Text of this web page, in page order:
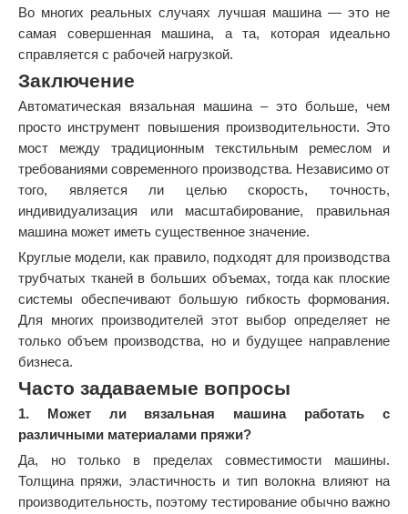
Во многих реальных случаях лучшая машина — это не
самая совершенная машина, а та, которая идеально
справляется с рабочей нагрузкой.
Заключение
Автоматическая вязальная машина – это больше, чем
просто инструмент повышения производительности. Это
мост между традиционным текстильным ремеслом и
требованиями современного производства. Независимо от
того, является ли целью скорость, точность,
индивидуализация или масштабирование, правильная
машина может иметь существенное значение.
Круглые модели, как правило, подходят для производства
трубчатых тканей в больших объемах, тогда как плоские
системы обеспечивают большую гибкость формования.
Для многих производителей этот выбор определяет не
только объем производства, но и будущее направление
бизнеса.
Часто задаваемые вопросы
1. Может ли вязальная машина работать с
различными материалами пряжи?
Да, но только в пределах совместимости машины.
Толщина пряжи, эластичность и тип волокна влияют на
производительность, поэтому тестирование обычно важно